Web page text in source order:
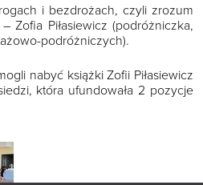
i bezdrożach, czyli zrozum
Zofia Piłasiewicz (podróżniczka,
podróżniczych).
nabyć książki Zofii Piłasiewicz
która ufundowała 2 pozycje